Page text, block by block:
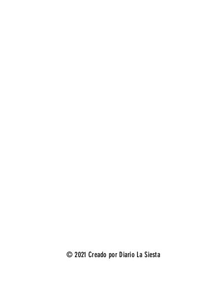
© 2021 Creado por Diario La Siesta